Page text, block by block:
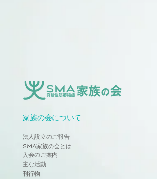
家族の会について
法人設立のご報告
SMA家族の会とは
入会のご案内
主な活動
刊行物